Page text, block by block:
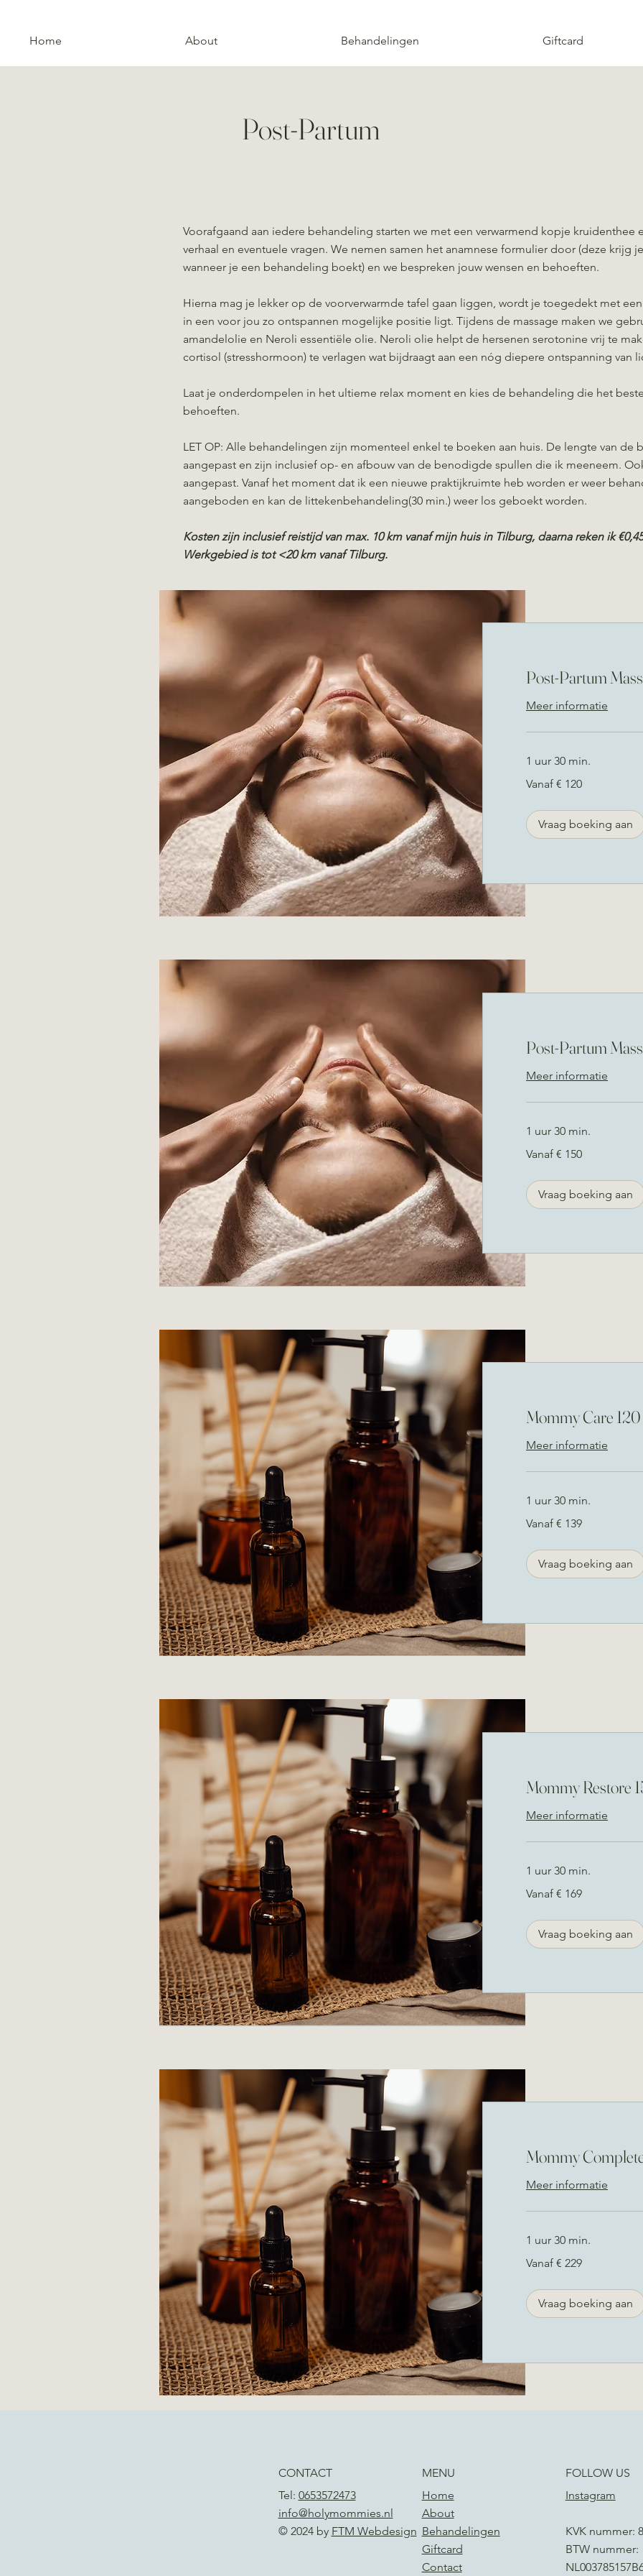
Home About Behandelingen Giftcard
Post-Partum
Voorafgaand aan iedere behandeling starten we met een verwarmend kopje kruidenthee
verhaal en eventuele vragen. We nemen samen het anamnese formulier door (deze krijg
wanneer je een behandeling boekt) en we bespreken jouw wensen en behoeften.
Hierna mag je lekker op de voorverwarmde tafel gaan liggen, wordt je toegedekt met
in een voor jou zo ontspannen mogelijke positie ligt. Tijdens de massage maken we
amandelolie en Neroli essentiële olie. Neroli olie helpt de hersenen serotonine vrij te
cortisol (stresshormoon) te verlagen wat bijdraagt aan een nóg diepere ontspanning van
Laat je onderdompelen in het ultieme relax moment en kies de behandeling die het
behoeften.
LET OP: Alle behandelingen zijn momenteel enkel te boeken aan huis. De lengte van de
aangepast en zijn inclusief op- en afbouw van de benodigde spullen die ik meeneem.
aangepast. Vanaf het moment dat ik een nieuwe praktijkruimte heb worden er weer
aangeboden en kan de littekenbehandeling(30 min.) weer los geboekt worden.
Kosten zijn inclusief reistijd van max. 10 km vanaf mijn huis in Tilburg, daarna reken ik
Werkgebied is tot <20 km vanaf Tilburg.
Post-Partum
Ontdek hier alle behandelingen.
Post-Partum
Meer informatie
1 uur 30 min.
120
Vanaf € 120
Vraag boeking aan
Post-Partum
Meer informatie
1 uur 30 min.
150
Vanaf € 150
Vraag boeking aan
Mommy Care
Meer informatie
1 uur 30 min.
139
Vanaf € 139
Vraag boeking aan
Mommy Restore
Meer informatie
1 uur 30 min.
169
Vanaf € 169
Vraag boeking aan
Mommy
Meer informatie
1 uur 30 min.
229
Vanaf € 229
Vraag boeking aan
CONTACT
Tel: 0653572473
info@holymommies.nl
© 2024 by FTM Webdesign
MENU
Home
About
Behandelingen
Giftcard
Contact
FOLLOW US
Instagram
KVK nummer:
BTW nummer: